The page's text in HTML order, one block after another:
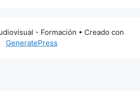
- Formación • Creado con
GeneratePress